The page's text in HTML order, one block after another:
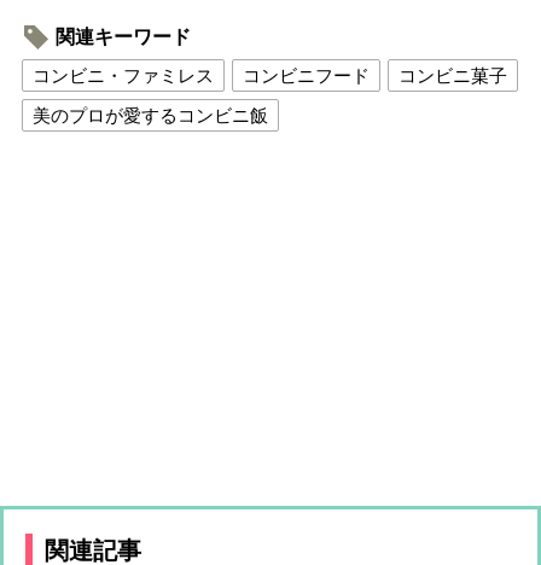
関連キーワード
コンビニ・ファミレス
コンビニフード
コンビニ菓子
美のプロが愛するコンビニ飯
関連記事